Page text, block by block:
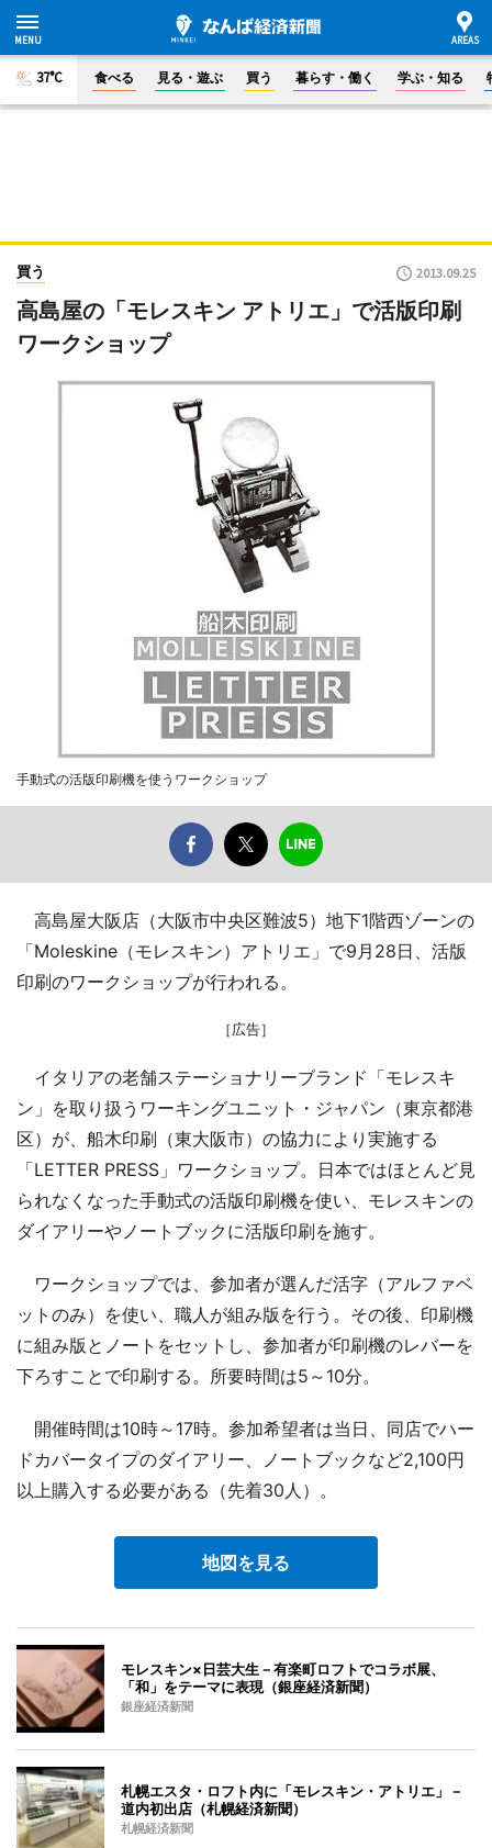
37°C 食べる 見る・遊ぶ 買う 暮らす・働く 学ぶ・知る
買う 2013.09.25
高島屋の「モレスキン アトリエ」で活版印刷
ワークショップ
手動式の活版印刷機を使うワークショップ
高島屋大阪店（大阪市中央区難波5）地下1階西ゾーンの
「Moleskine（モレスキン）アトリエ」で9月28日、活版
印刷のワークショップが行われる。
［広告］
イタリアの老舗ステーショナリーブランド「モレスキ
ン」を取り扱うワーキングユニット・ジャパン（東京都港
区）が、船木印刷（東大阪市）の協力により実施する
「LETTER PRESS」ワークショップ。日本ではほとんど見
られなくなった手動式の活版印刷機を使い、モレスキンの
ダイアリーやノートブックに活版印刷を施す。
ワークショップでは、参加者が選んだ活字（アルファベ
ットのみ）を使い、職人が組み版を行う。その後、印刷機
に組み版とノートをセットし、参加者が印刷機のレバーを
下ろすことで印刷する。所要時間は5～10分。
開催時間は10時～17時。参加希望者は当日、同店でハー
ドカバータイプのダイアリー、ノートブックなど2,100円
以上購入する必要がある（先着30人）。
地図を見る
モレスキン×日芸大生－有楽町ロフトでコラボ展、
「和」をテーマに表現（銀座経済新聞）
銀座経済新聞
札幌エスタ・ロフト内に「モレスキン・アトリエ」－
道内初出店（札幌経済新聞）
札幌経済新聞